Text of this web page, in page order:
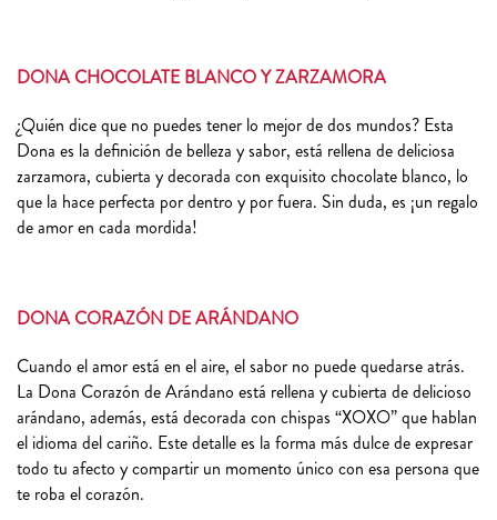
DONA CHOCOLATE BLANCO Y ZARZAMORA
¿Quién dice que no puedes tener lo mejor de dos mundos? Esta
Dona es la definición de belleza y sabor, está rellena de deliciosa
zarzamora, cubierta y decorada con exquisito chocolate blanco, lo
que la hace perfecta por dentro y por fuera. Sin duda, es ¡un regalo
de amor en cada mordida!
DONA CORAZÓN DE ARÁNDANO
Cuando el amor está en el aire, el sabor no puede quedarse atrás.
La Dona Corazón de Arándano está rellena y cubierta de delicioso
arándano, además, está decorada con chispas “XOXO” que hablan
el idioma del cariño. Este detalle es la forma más dulce de expresar
todo tu afecto y compartir un momento único con esa persona que
te roba el corazón.